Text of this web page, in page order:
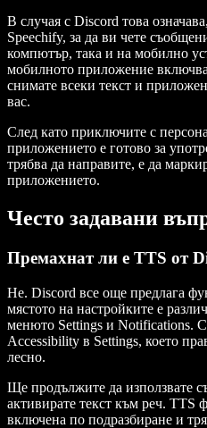
В случая с Discord това
Speechify, за да ви чете
компютър, така и на мобилно
мобилното приложение
снимате всеки текст и
вас.
След като приключите с
приложението е готово за
трябва да направите, е да
приложението.
Често задавани
Премахнат ли е TTS от
Не. Discord все още предлага
мястото на настройките е
менюто Settings и Notifications.
Accessibility в Settings, което
лесно.
Ще продължите да използвате
активирате текст към реч. TTS
включена по подразбиране и